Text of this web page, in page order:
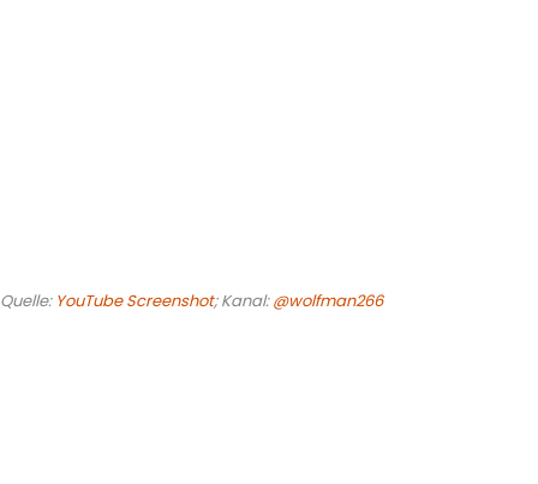
Quelle: YouTube Screenshot; Kanal:@wolfman266